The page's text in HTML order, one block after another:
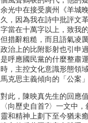
余光中在接受廣州《羊城
久，因為我在詩中批評文
字當在十萬字以上，致我
但措辭粗糙，而且語氣凌
政治上的比附影射也引申
是呼應國民黨的什麼整肅
時，主控文化意識形態領
馬克思主義傾向的「公案
對此，陳映真先生的回應
〈向歷史自首?〉一文中
靈和精神上劃下至今猶未